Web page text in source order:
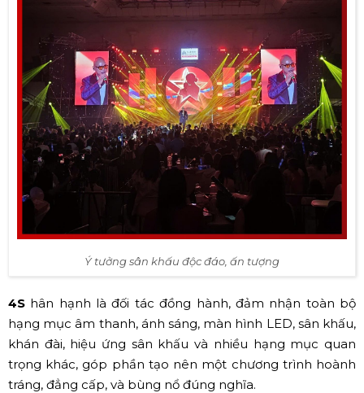
Ý tưởng sân khấu độc đáo, ấn tượng
4S hân hạnh là đối tác đồng hành, đảm nhận toàn bộ
hạng mục âm thanh, ánh sáng, màn hình LED, sân khấu,
khán đài, hiệu ứng sân khấu và nhiều hạng mục quan
trọng khác, góp phần tạo nên một chương trình hoành
tráng, đẳng cấp, và bùng nổ đúng nghĩa.